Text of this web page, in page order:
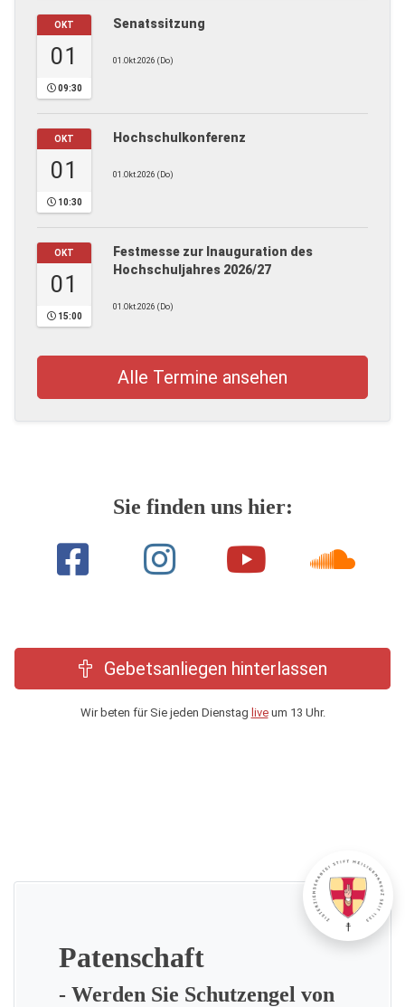
OKT
01
09:30
Senatssitzung
01.Okt.2026 (Do)
OKT
01
10:30
Hochschulkonferenz
01.Okt.2026 (Do)
OKT
01
15:00
Festmesse zur Inauguration des
Hochschuljahres 2026/27
01.Okt.2026 (Do)
Alle Termine ansehen
Sie finden uns hier:
Gebetsanliegen hinterlassen
Wir beten für Sie jeden Dienstag liveum 13 Uhr.
Patenschaft
- Werden Sie Schutzengel von